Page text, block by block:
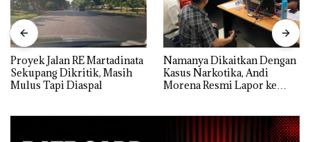
Proyek Jalan RE Martadinata
Sekupang Dikritik, Masih
Mulus Tapi Diaspal
Namanya Dikaitkan Dengan
Kasus Narkotika, Andi
Morena Resmi Lapor ke